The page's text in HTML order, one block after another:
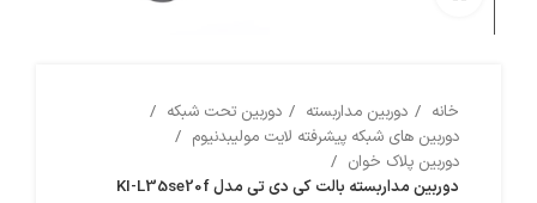
خانه دوربین مداربسته
دوربین تحت شبکه
دوربین های شبکه پیشرفته لایت مولیبدنیوم
دوربین پلاک خوان
دوربین مداربسته بالت کی دی تی مدل KI-L35se20f